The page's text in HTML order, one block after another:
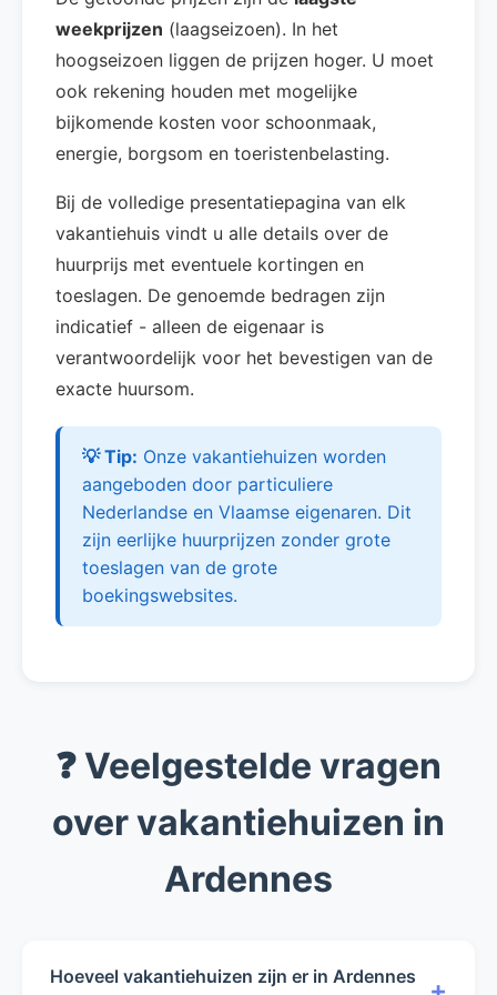
weekprijzen (laagseizoen). In het
hoogseizoen liggen de prijzen hoger. U moet
ook rekening houden met mogelijke
bijkomende kosten voor schoonmaak,
energie, borgsom en toeristenbelasting.
Bij de volledige presentatiepagina van elk
vakantiehuis vindt u alle details over de
huurprijs met eventuele kortingen en
toeslagen. De genoemde bedragen zijn
indicatief - alleen de eigenaar is
verantwoordelijk voor het bevestigen van de
exacte huursom.
💡 Tip: Onze vakantiehuizen worden
aangeboden door particuliere
Nederlandse en Vlaamse eigenaren. Dit
zijn eerlijke huurprijzen zonder grote
toeslagen van de grote
boekingswebsites.
❓ Veelgestelde vragen
over vakantiehuizen in
Ardennes
Hoeveel vakantiehuizen zijn er in Ardennes